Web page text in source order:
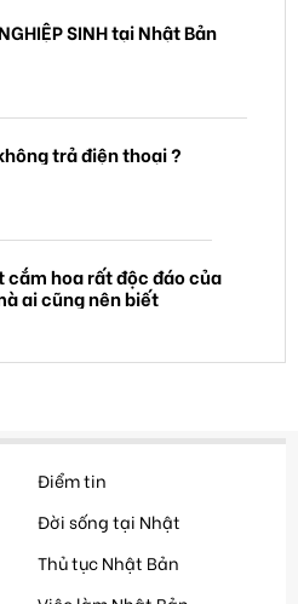
SINH tại Nhật Bản
trả điện thoại ?
cắm hoa rất độc đáo của
ai cũng nên biết
Điểm tin
Đời sống tại Nhật
Thủ tục Nhật Bản